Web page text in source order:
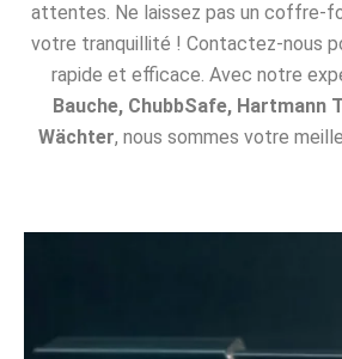
attentes. Ne laissez pas un coffre-
votre tranquillité ! Contactez-nous
rapide et efficace. Avec notre
Bauche, ChubbSafe, Hartmann
Wächter, nous sommes votre